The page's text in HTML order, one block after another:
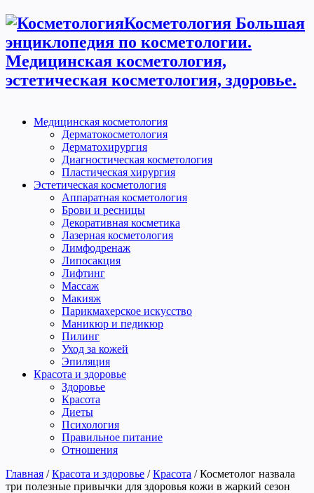
Косметология Большая
энциклопедия по косметологии.
Медицинская косметология,
эстетическая косметология, здоровье.
Медицинская косметология
Дерматокосметология
Дерматохирургия
Диагностическая косметология
Пластическая хирургия
Эстетическая косметология
Аппаратная косметология
Брови и ресницы
Декоративная косметика
Лазерная косметология
Лимфодренаж
Липосакция
Лифтинг
Массаж
Макияж
Парикмахерское искусство
Маникюр и педикюр
Пилинг
Уход за кожей
Эпиляция
Красота и здоровье
Здоровье
Красота
Диеты
Психология
Правильное питание
Отношения
Главная / Красота и здоровье / Красота / Косметолог назвала
три полезные привычки для здоровья кожи в жаркий сезон